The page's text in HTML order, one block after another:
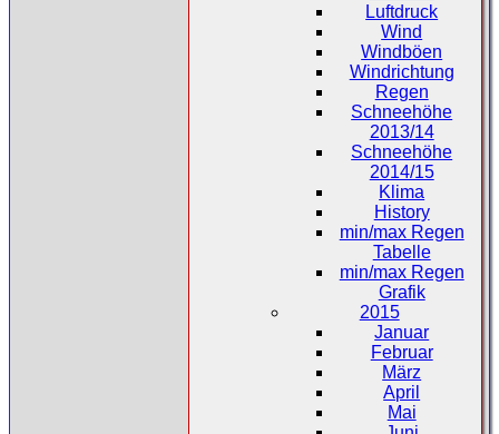
Luftdruck
Wind
Windböen
Windrichtung
Regen
Schneehöhe
2013/14
Schneehöhe
2014/15
Klima
History
min/max Regen
Tabelle
min/max Regen
Grafik
2015
Januar
Februar
März
April
Mai